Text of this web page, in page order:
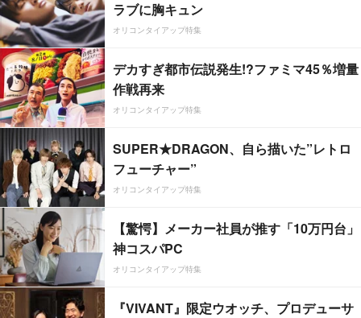
ラブに胸キュン
オリコンタイアップ特集
デカすぎ都市伝説発生!?ファミマ45％増量
作戦再来
オリコンタイアップ特集
SUPER★DRAGON、自ら描いた”レトロ
フューチャー”
オリコンタイアップ特集
【驚愕】メーカー社員が推す「10万円台」
神コスパPC
オリコンタイアップ特集
『VIVANT』限定ウオッチ、プロデューサ